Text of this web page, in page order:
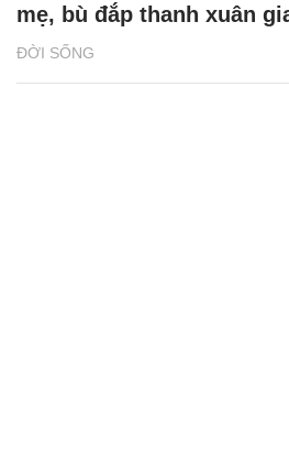
ĐỜI SỐNG
mẹ, bù đắp thanh xuân